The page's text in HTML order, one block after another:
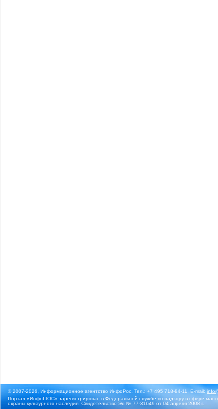
© 2007-2026, Информационное агентство ИнфоРос. Тел.: +7 495 718-84-11, E-mail:
Портал «ИнфоШОС» зарегистрирован в Федеральной службе по надзору в сфере
охраны культурного наследия. Свидетельство Эл № 77-31649 от 04 апреля 2008 г.